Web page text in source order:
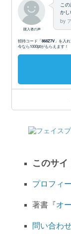
このサイ
プロフィ
著書『オ
問い合わ